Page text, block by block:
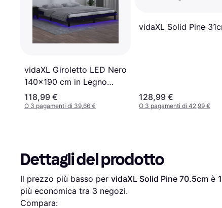
vidaXL Giroletto LED Nero
140x190 cm in Legno
Massello
118,99 €
O 3 pagamenti di 39,66 €
vidaXL Solid Pine
128,99 €
O 3 pagamenti di 42,99 €
Dettagli del prodotto
Il prezzo più basso per vidaXL Solid Pine 70.5cm è
più economica tra 3 negozi.
Compara: